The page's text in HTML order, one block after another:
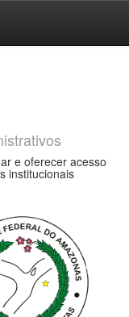
e oferecer acesso
institucionais